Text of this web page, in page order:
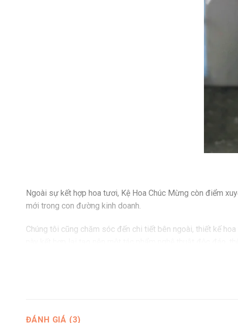
Ngoài sự kết hợp hoa tươi, Kệ Hoa Chúc Mừng còn điểm
mới trong con đường kinh doanh.
Chúng tôi cũng chăm sóc đến chi tiết bên ngoài, thiết kế
Tại Sao Nên Chọn Kệ Hoa Chúc
ĐÁNH GIÁ (3)